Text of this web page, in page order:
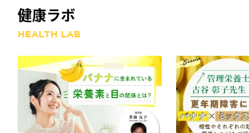
健康ラボ
HEALTH LAB